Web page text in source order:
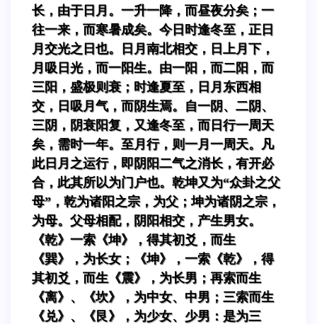
长，由于日月。一升一降，而昼夜分矣；一
往一来，而寒暑成矣。今日时逢冬至，正日
月交光之日也。日月南北相交，日上月下，
月吸日光，而一阳生。由一阳，而二阳，而
三阳，盛极则衰；时逢夏至，日月东西相
交，日吸月气，而阴生焉。自一阴、二阴、
三阴，阴衰阳复，又逢冬至，而日行一周天
矣，需时一年。至月行，则一月一周天。凡
此日月之运行，即阴阳二气之消长，有开必
合，此其所以为门户也。乾坤又为“众卦之父
母”，乾为诸阳之宗，为父；坤为诸阴之宗，
为母。父母相配，阴阳相交，产生男女。
《乾》一索《坤》，得其初爻，而生
《巽》，为长女；《坤》，一索《乾》，得
其初爻，而生《震》，为长男；再索而生
《离》、《坎》，为中女、中男；三索而生
《兑》、《艮》，为少女、少男：是为三